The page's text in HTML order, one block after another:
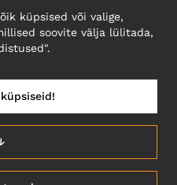
13525 Tallinn
EE102960721
KEEL
küpsised või valige,
soovite välja lülitada,